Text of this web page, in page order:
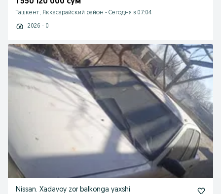
Ташкент, Яккасарайский район - Сегодня в 07:04
2026 - 0
Nissan. Xadavoy zor balkonga yaxshi